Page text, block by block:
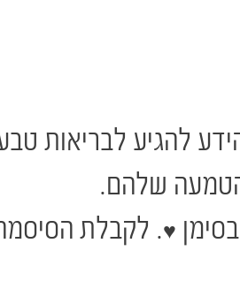
להגיע לבריאות
שלהם.
♥. לקבלת